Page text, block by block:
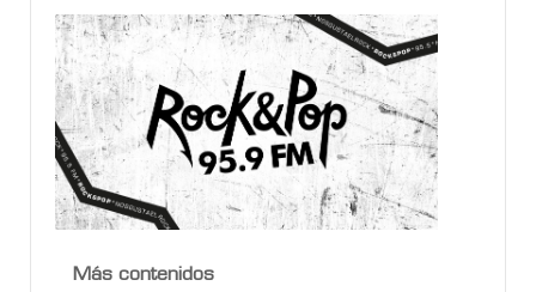
Más contenidos